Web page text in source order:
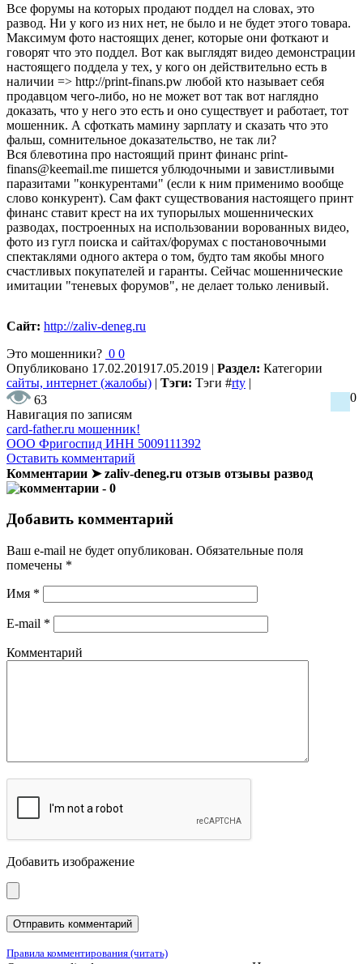
Все форумы на которых продают поддел на словах, это
развод. Ни у кого из них нет, не было и не будет этого товара.
Максимум фото настоящих денег, которые они фоткают и
говорят что это поддел. Вот как выглядят видео демонстрации
настоящего поддела у тех, у кого он действительно есть в
наличии => http://print-finans.pw любой кто называет себя
продавцом чего-либо, но не может вот так вот наглядно
доказать, что у него это есть и оно существует и работает, тот
мошенник. А сфоткать мамину зарплату и сказать что это
фальш, сомнительное доказательство, не так ли?
Вся блевотина про настоящий принт финанс print-
finans@keemail.me пишется ублюдочными и завистливыми
паразитами "конкурентами" (если к ним применимо вообще
слово конкурент). Сам факт существования настоящего принт
финанс ставит крест на их тупорылых мошеннических
разводах, построенных на использовании ворованных видео,
фото из гугл поиска и сайтах/форумах с постановочными
спектаклями одного актера о том, будто там якобы много
счастливых покупателей и гаранты. Сейчас мошеннические
имитации "теневых форумов", не делает только ленивый.
Сайт: http://zaliv-deneg.ru
Это мошенники? 0 0
Опубликовано 17.02.201917.05.2019 | Раздел: Категории
сайты, интернет (жалобы) | Тэги: Тэги #rty |
63
0
Навигация по записям
card-father.ru мошенник!
ООО Фригоспид ИНН 5009111392
Оставить комментарий
Комментарии ➤ zaliv-deneg.ru отзыв отзывы развод
- 0
Добавить комментарий
Ваш e-mail не будет опубликован. Обязательные поля
помечены *
Имя *
E-mail *
Комментарий
Добавить изображение
Правила комментирования (читать)